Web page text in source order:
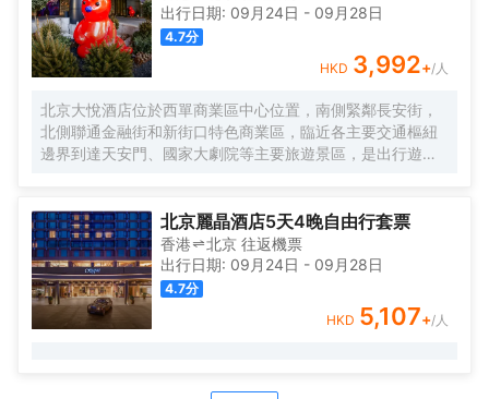
出行日期: 09月24日 - 09月28日
4.7分
HKD 3,992+/人
北京大悅酒店位於西單商業區中心位置，南側緊鄰長安街，
北側聯通金融街和新街口特色商業區，臨近各主要交通樞紐
邊界到達天安門、國家大劇院等主要旅遊景區，是出行遊玩
酒店在中糧品牌家族的盛譽之下孕育而出，與西單大悅城同
屬一個城市綜合體，周邊生活配套齊全，吃喝玩購一站式解
決，出行快捷方便，酒店內免費高速網絡全覆蓋，入住大悅
酒店可盡情暢享歡樂時光！
Le Joy大悅酒店擁有三百餘間唯美客房，清新脫俗，簡單大
氣的裝修風格，讓客人在商旅之餘，享受溫馨舒適的居住環
酒店內配套設施完善，爲差旅精英客們提供舒適便利的辦公
北京麗晶酒店5天4晚自由行套票
香港 北京 往返機票
出行日期: 09月24日 - 09月28日
4.7分
HKD 5,107+/人